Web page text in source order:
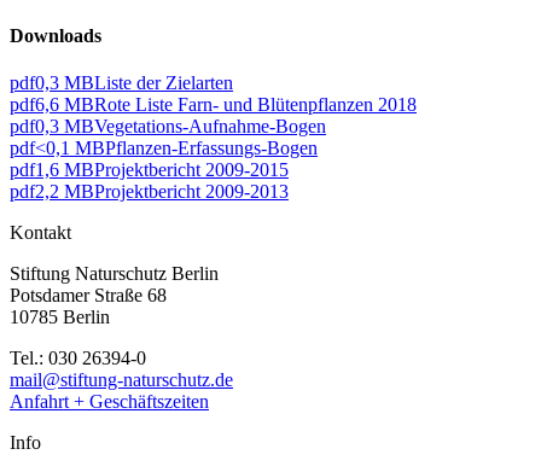
Downloads
pdf0,3 MBListe der Zielarten
pdf6,6 MBRote Liste Farn- und Blütenpflanzen 2018
pdf0,3 MBVegetations-Aufnahme-Bogen
pdf<0,1 MBPflanzen-Erfassungs-Bogen
pdf1,6 MBProjektbericht 2009-2015
pdf2,2 MBProjektbericht 2009-2013
Kontakt
Stiftung Naturschutz Berlin
Potsdamer Straße 68
10785 Berlin
Tel.: 030 26394-0
mail@stiftung-naturschutz.de
Anfahrt + Geschäftszeiten
Info